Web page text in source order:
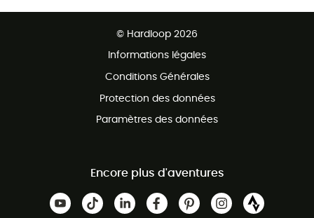
© Hardloop 2026
Informations légales
Conditions Générales
Protection des données
Paramètres des données
Encore plus d'aventures